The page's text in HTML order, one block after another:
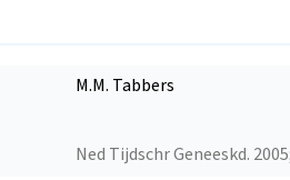
Ned Tijdschr Geneeskd.
M.M. Tabbers